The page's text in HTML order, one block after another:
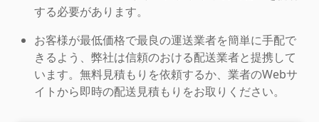
する必要があります。
お客様が最低価格で最良の運送業者を簡単に手配で
きるよう、弊社は信頼のおける配送業者と提携して
います。無料見積もりを依頼するか、業者のWebサ
イトから即時の配送見積もりをお取りください。